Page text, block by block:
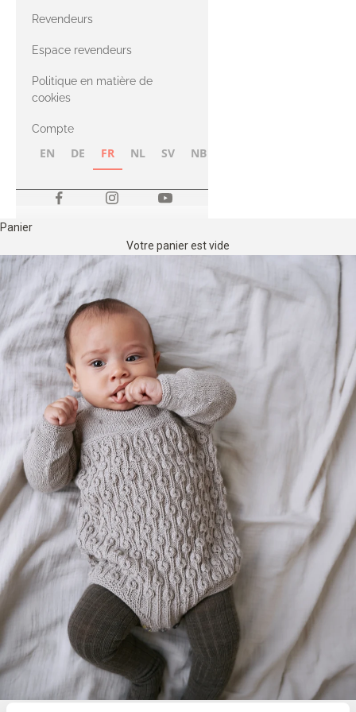
Compatible
avec le fil Merino
avec le fil Heavy
Revendeurs
Espace revendeurs
Politique en matière de
cookies
Compte
EN DE FR NL SV NB
Panier
Votre panier est vide